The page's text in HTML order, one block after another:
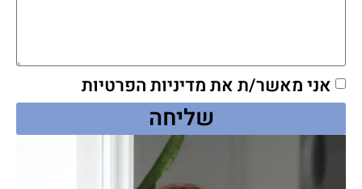
אני מאשר/ת את מדיניות הפרטיות
שליחה